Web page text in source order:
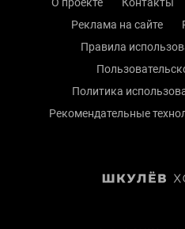
Реклама на сайте
Правила
Политика
Рекомендательные